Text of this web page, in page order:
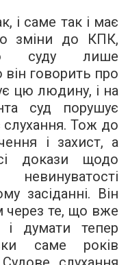
і саме так і має
зміни до КПК,
суду лише
говорить про
цю людину, і на
суд порушує
слухання. Тож до
і захист, а
докази щодо
засіданні. Він
через те, що вже
думати тепер
саме років